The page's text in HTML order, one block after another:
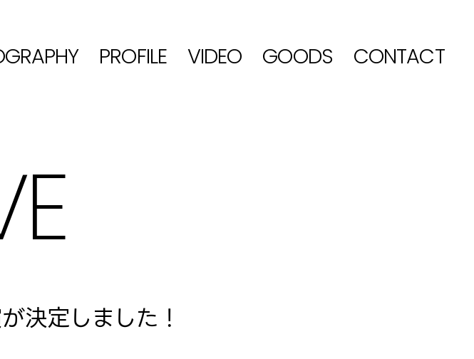
PROFILE VIDEO GOODS CONTACT
決定しました！